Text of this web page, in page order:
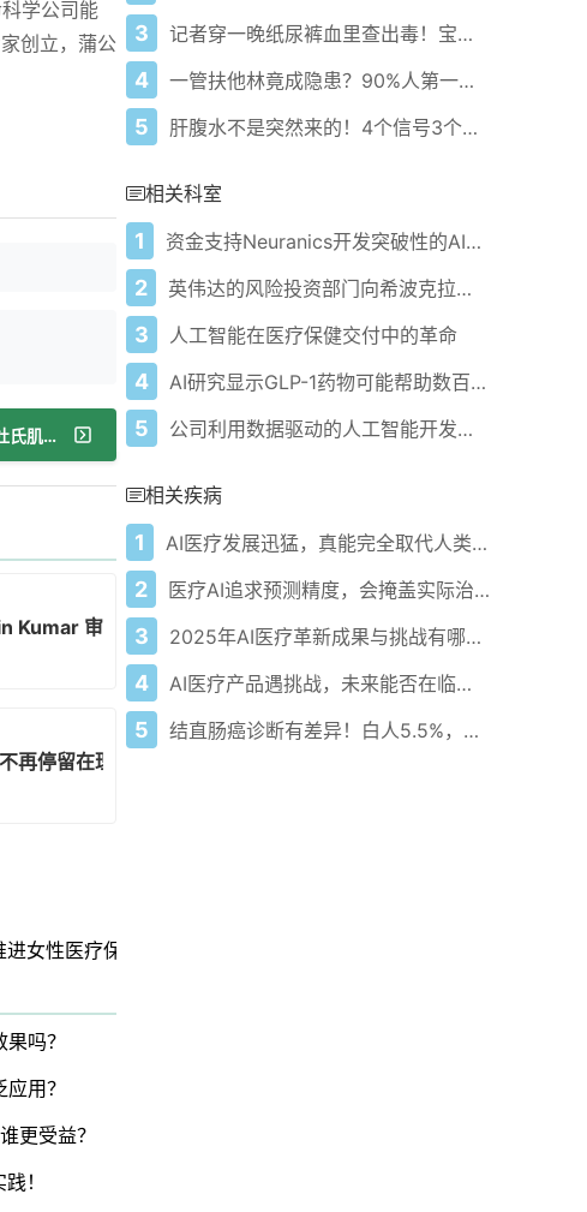
学公司能
创立，蒲公
下一篇：FDA授予AI驱动细胞疗法治疗杜氏肌营养不良孤儿药和罕见儿科疾病认定
Kumar 审视可穿戴健康设备的安全风险
再停留在理论层面，已然完全实用
幸福感
女性医疗保健
吗？
用？
更受益？
！
3 记者穿一晚纸尿裤血里查出毒！宝宝血液浓度竟是成人的5倍？
4 一管扶他林竟成隐患？90%人第一步就错了！
5 肝腹水不是突然来的！4个信号3个管理要点别等肚子鼓起来
相关科室
1 资金支持Neuranics开发突破性的AI远程心脏健康监测技术
2 英伟达的风险投资部门向希波克拉底人工智能投资 1700 万美元以构建生成式人工智能医疗代理
3 人工智能在医疗保健交付中的革命
4 AI研究显示GLP-1药物可能帮助数百万预防心脏病
5 公司利用数据驱动的人工智能开发创新医疗保健解决方案
相关疾病
1 AI医疗发展迅猛，真能完全取代人类医生吗？
2 医疗AI追求预测精度，会掩盖实际治疗效果吗？
3 2025年AI医疗革新成果与挑战有哪些？
4 AI医疗产品遇挑战，未来能否在临床广泛应用？
5 结直肠癌诊断有差异！白人5.5%，亚洲人达17.9%！